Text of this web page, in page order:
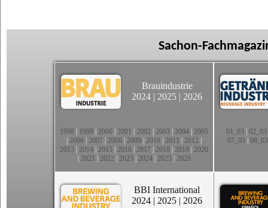
Sachon-
Brauindustrie
2024 | 2025 | 2026
1998 1999 2000 2001 2002 2003 2004 2005
2006 2007 2008 2009 2010 2011 2012
2013 2014 2015 2016 2017 2018 2019 2020
2021 2022 2023| 2024| 2025| 2026
01_03| 02_03
07_03 08_03
BBI International
2024 | 2025 | 2026